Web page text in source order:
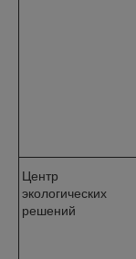
Центр
экологических
решений